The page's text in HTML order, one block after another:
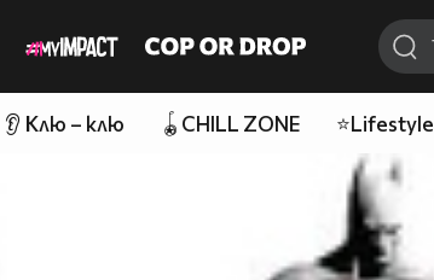
👂 Клю – клю 🪀CHILL ZONE ⭐Lifestyle